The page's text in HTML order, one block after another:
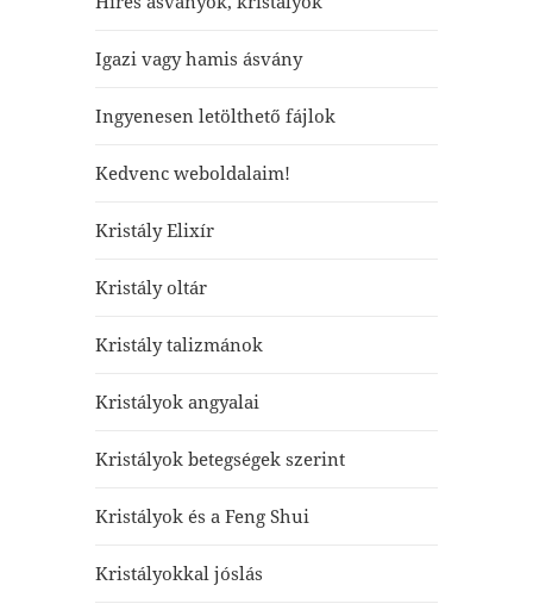
Igazi vagy hamis ásvány
Ingyenesen letölthető fájlok
Kedvenc weboldalaim!
Kristály Elixír
Kristály oltár
Kristály talizmánok
Kristályok angyalai
Kristályok betegségek szerint
Kristályok és a Feng Shui
Kristályokkal jóslás